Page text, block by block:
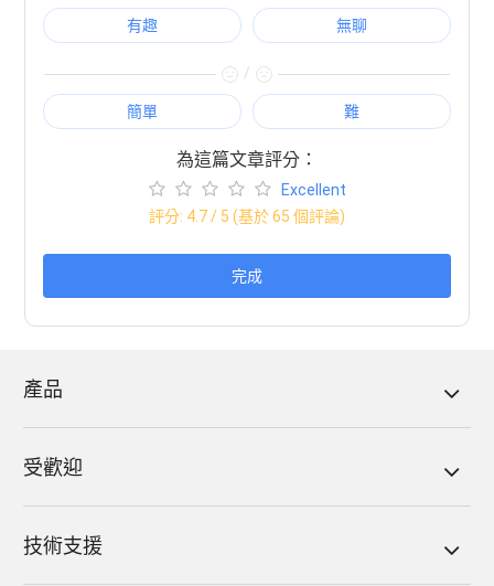
有趣 無聊
/
簡單 難
為這篇文章評分：
Excellent
評分: 4.7/ 5 (基於65 個評論)
完成
產品
受歡迎
技術支援